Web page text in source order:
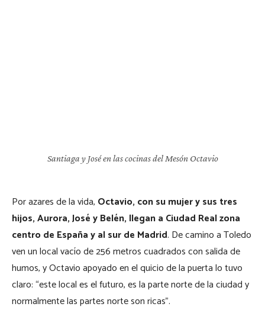
Santiaga y José en las cocinas del Mesón Octavio
Por azares de la vida, Octavio, con su mujer y sus tres
hijos, Aurora, José y Belén, llegan a Ciudad Real zona
centro de España y al sur de Madrid. De camino a Toledo
ven un local vacío de 256 metros cuadrados con salida de
humos, y Octavio apoyado en el quicio de la puerta lo tuvo
claro: “este local es el futuro, es la parte norte de la ciudad y
normalmente las partes norte son ricas”.